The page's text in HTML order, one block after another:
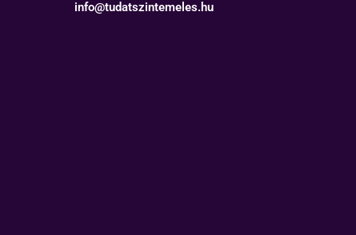
info@tudatszintemeles.hu